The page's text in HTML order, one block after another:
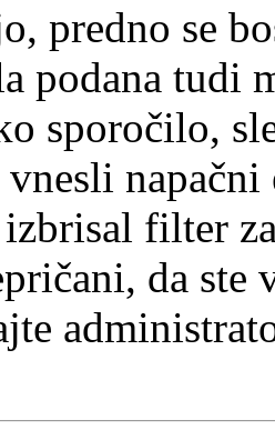
predno se
podana tudi
sporočilo,
vnesli
filter
da